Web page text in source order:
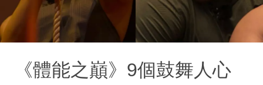
《體能之巔》9個鼓舞人心